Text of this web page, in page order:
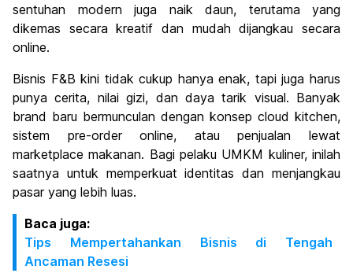
sentuhan modern juga naik daun, terutama yang
dikemas secara kreatif dan mudah dijangkau secara
online.
Bisnis F&B kini tidak cukup hanya enak, tapi juga harus
punya cerita, nilai gizi, dan daya tarik visual. Banyak
brand baru bermunculan dengan konsep cloud kitchen,
sistem pre-order online, atau penjualan lewat
marketplace makanan. Bagi pelaku UMKM kuliner, inilah
saatnya untuk memperkuat identitas dan menjangkau
pasar yang lebih luas.
Baca juga:
Tips Mempertahankan Bisnis di Tengah
Ancaman Resesi